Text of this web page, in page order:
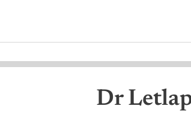
Dr